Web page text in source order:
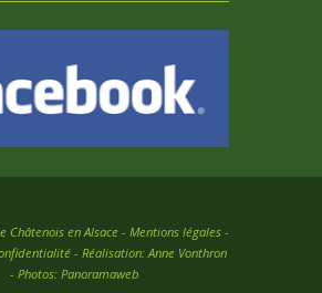
Châtenois en Alsace - Mentions légales -
- Réalisation: Anne Vonthron
- Photos: Panoramaweb